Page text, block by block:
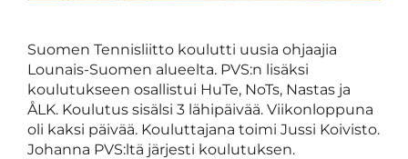
Suomen Tennisliitto koulutti uusia ohjaajia
Lounais-Suomen alueelta. PVS:n lisäksi
koulutukseen osallistui HuTe, NoTs, Nastas ja
ÅLK. Koulutus sisälsi 3 lähipäivää. Viikonloppuna
oli kaksi päivää. Kouluttajana toimi Jussi Koivisto.
Johanna PVS:ltä järjesti koulutuksen.